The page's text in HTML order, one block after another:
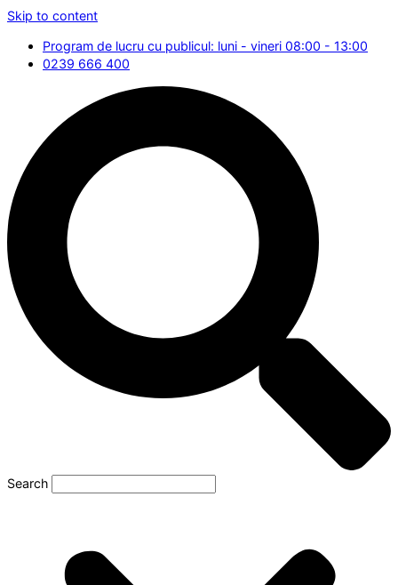
Skip to content
Program de lucru cu publicul: luni - vineri 08:00 - 13:00
0239 666 400
Search